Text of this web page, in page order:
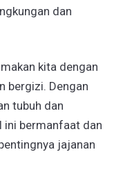
dan
kita dengan
bergizi. Dengan
tubuh dan
ini bermanfaat dan
jajanan